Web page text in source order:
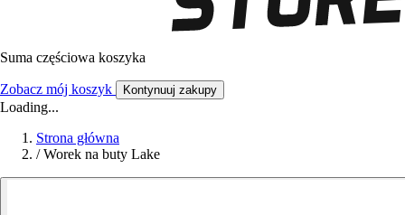
Suma częściowa koszyka
Zobacz mój koszyk Kontynuuj zakupy
Loading...
Strona główna
/ Worek na buty Lake